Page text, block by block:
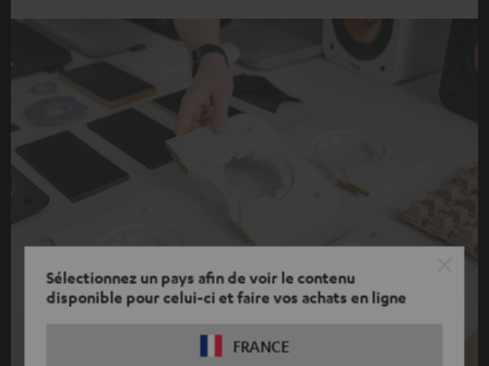
Sélectionnez un pays afin de voir le contenu
disponible pour celui-ci et faire vos achats en ligne
FRANCE